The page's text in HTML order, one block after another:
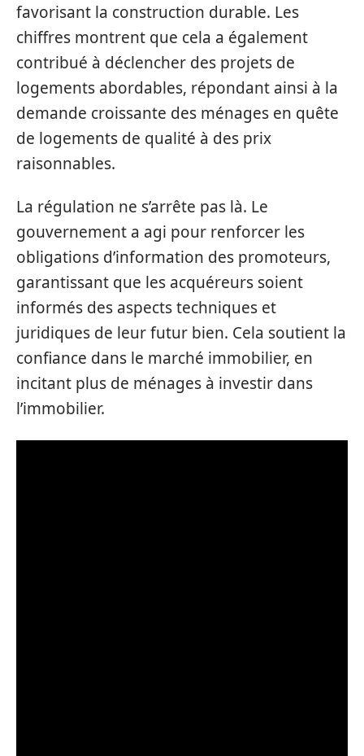
favorisant la construction durable. Les
chiffres montrent que cela a également
contribué à déclencher des projets de
logements abordables, répondant ainsi à la
demande croissante des ménages en quête
de logements de qualité à des prix
raisonnables.
La régulation ne s’arrête pas là. Le
gouvernement a agi pour renforcer les
obligations d’information des promoteurs,
garantissant que les acquéreurs soient
informés des aspects techniques et
juridiques de leur futur bien. Cela soutient la
confiance dans le marché immobilier, en
incitant plus de ménages à investir dans
l’immobilier.